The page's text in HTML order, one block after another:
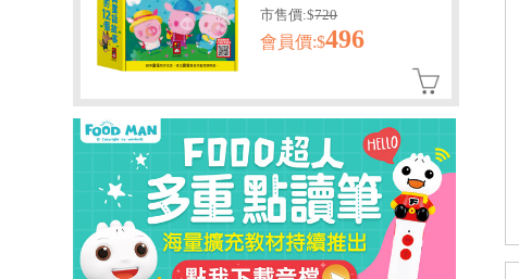
市售價:$720
會員價:$496